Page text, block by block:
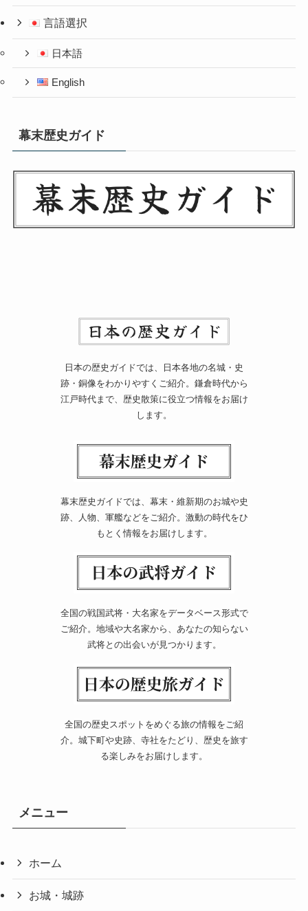
言語選択
日本語
English
幕末歴史ガイド
日本の歴史ガイドでは、日本各地の名城・史
跡・銅像をわかりやすくご紹介。鎌倉時代から
江戸時代まで、歴史散策に役立つ情報をお届け
します。
幕末歴史ガイドでは、幕末・維新期のお城や史
跡、人物、軍艦などをご紹介。激動の時代をひ
もとく情報をお届けします。
全国の戦国武将・大名家をデータベース形式で
ご紹介。地域や大名家から、あなたの知らない
武将との出会いが見つかります。
全国の歴史スポットをめぐる旅の情報をご紹
介。城下町や史跡、寺社をたどり、歴史を旅す
る楽しみをお届けします。
メニュー
ホーム
お城・城跡